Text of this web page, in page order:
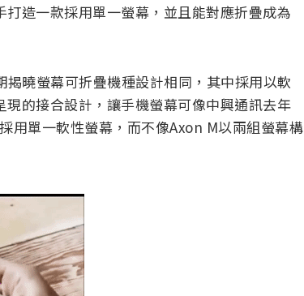
造一款採用單一螢幕，並且能對應折疊成為
曉螢幕可折疊機種設計相同，其中採用以軟
的接合設計，讓手機螢幕可像中興通訊去年
用單一軟性螢幕，而不像Axon M以兩組螢幕構